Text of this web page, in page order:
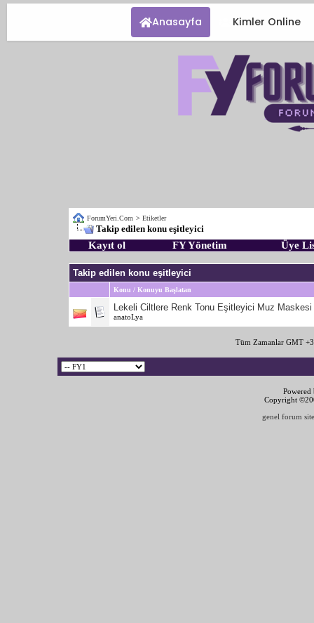
Anasayfa Kimler Online
ForumYeri.Com > Etiketler
Takip edilen konu eşitleyici
Kayıt ol FY Yönetim Üye
Takip edilen konu eşitleyici
Konu / Konuyu Başlatan
Lekeli Ciltlere Renk Tonu Eşitleyici Muz Maskesi
anatoLya
Tüm Zamanlar GMT
Copyright
genel forum